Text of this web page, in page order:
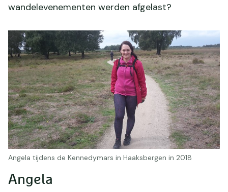
wandelevenementen werden afgelast?
Angela
Angela tijdens de Kennedymars in Haaksbergen in 2018